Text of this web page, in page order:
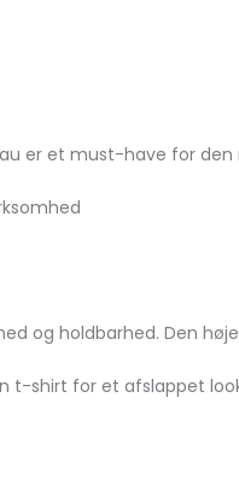
er et must-have for
og holdbarhed. Den
t-shirt for et afslappet